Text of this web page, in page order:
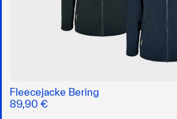
Fleecejacke Bering
89,90 €